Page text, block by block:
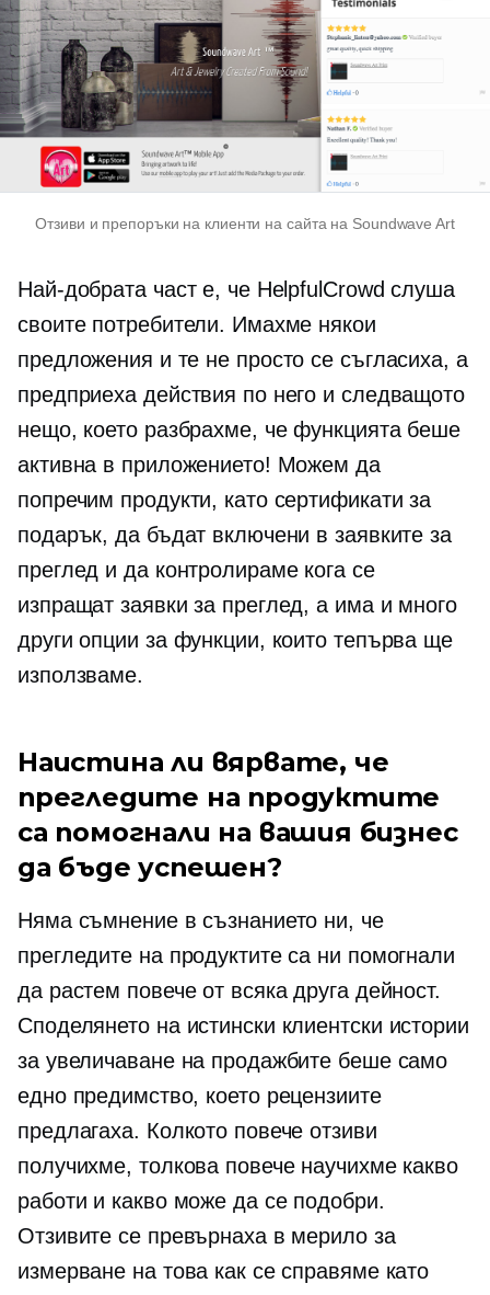
Отзиви и препоръки на клиенти на сайта на Soundwave Art
Най-добрата част е, че HelpfulCrowd слуша
своите потребители. Имахме някои
предложения и те не просто се съгласиха, а
предприеха действия по него и следващото
нещо, което разбрахме, че функцията беше
активна в приложението! Можем да
попречим продукти, като сертификати за
подарък, да бъдат включени в заявките за
преглед и да контролираме кога се
изпращат заявки за преглед, а има и много
други опции за функции, които тепърва ще
използваме.
Наистина ли вярвате, че
прегледите на продуктите
са помогнали на вашия бизнес
да бъде успешен?
Няма съмнение в съзнанието ни, че
прегледите на продуктите са ни помогнали
да растем повече от всяка друга дейност.
Споделянето на истински клиентски истории
за увеличаване на продажбите беше само
едно предимство, което рецензиите
предлагаха. Колкото повече отзиви
получихме, толкова повече научихме какво
работи и какво може да се подобри.
Отзивите се превърнаха в мерило за
измерване на това как се справяме като